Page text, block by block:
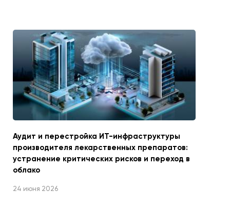
Аудит и перестройка ИТ-инфраструктуры
производителя лекарственных препаратов:
устранение критических рисков и переход в
облако
24 июня 2026